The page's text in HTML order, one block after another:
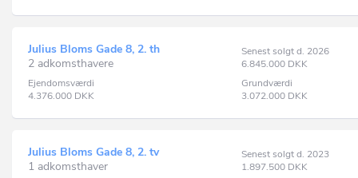
Julius Bloms Gade 8, 2. th
2 adkomsthavere
Senest solgt d. 2026
6.845.000 DKK
Ejendomsværdi
4.376.000 DKK
Grundværdi
3.072.000 DKK
Julius Bloms Gade 8, 2. tv
1 adkomsthaver
Senest solgt d. 2023
1.897.500 DKK